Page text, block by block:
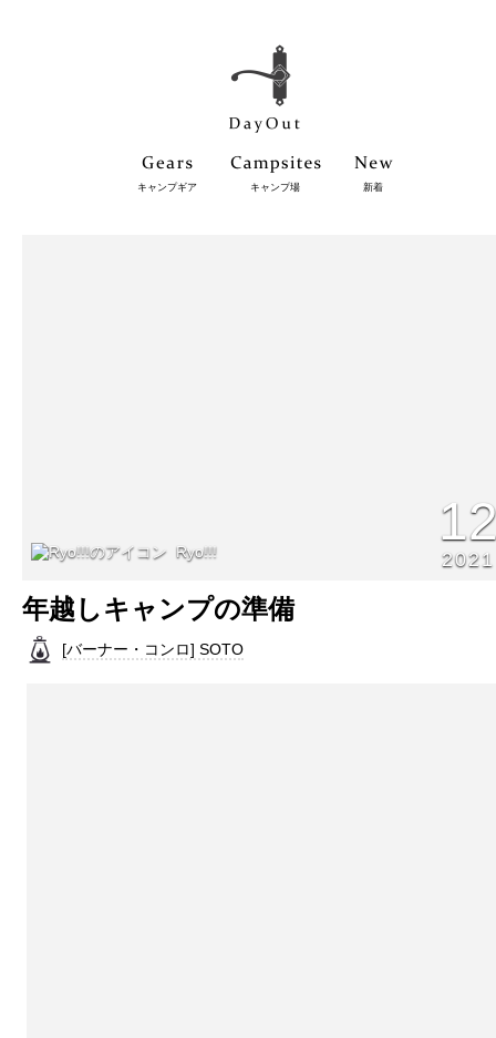
キャンプギア キャンプ場 新着
Ryo!!! 2021
年越しキャンプの準備
[バーナー・コンロ] SOTO